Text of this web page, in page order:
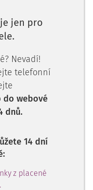
jen pro
Nevadí!
telefonní
do webové
dnů.
14 dní
z placené